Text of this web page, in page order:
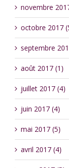
novembre
octobre 2017
septembre
août 2017 (1)
juillet 2017 (4)
juin 2017 (4)
mai 2017 (5)
avril 2017 (4)